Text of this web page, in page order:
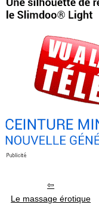
Le massage érotique